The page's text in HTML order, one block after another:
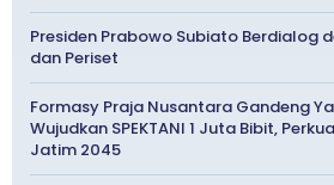
Presiden Prabowo Subiato Berdialog
dan Periset
Formasy Praja Nusantara Gandeng
Wujudkan SPEKTANI 1 Juta Bibit,
Jatim 2045